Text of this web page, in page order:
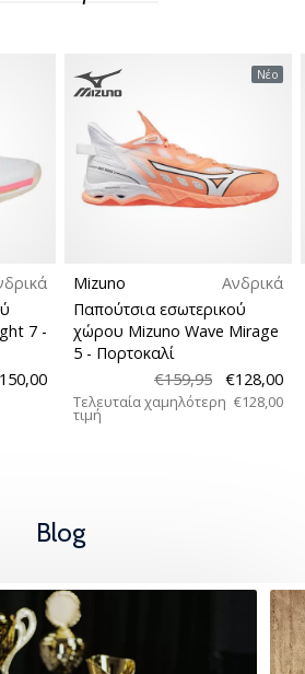
7 -
Νέο
Mizuno
Ανδρικά
Παπούτσια εσωτερικού
χώρου Mizuno Wave Mirage
5 - Πορτοκαλί
€159,95
€128,00
Τελευταία χαμηλότερη
τιμή
€128,00
Blog